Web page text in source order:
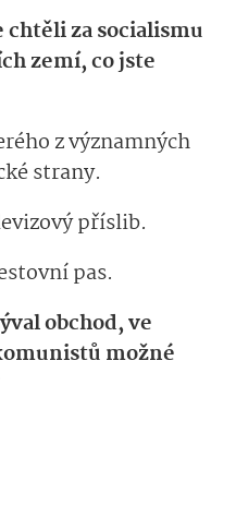
chtěli za socialismu
zemí, co jste
z významných
strany.
příslib.
pas.
obchod, ve
možné